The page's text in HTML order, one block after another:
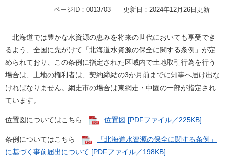
ページID：0013703 更新日：2024年12月26日更新
北海道では豊かな水資源の恵みを将来の世代においても享受でき
るよう、全国に先がけて「北海道水資源の保全に関する条例」が定
められており、この条例に指定された区域内で土地取引行為を行う
場合は、土地の権利者は、契約締結の3か月前までに知事へ届け出な
ければなりません。網走市の場合は東網走・中園の一部が指定され
ています。
位置図についてはこちら 位置図 [PDFファイル／225KB]
条例についてはこちら
「北海道水資源の保全に関する条例」
に基づく事前届出について [PDFファイル／198KB]